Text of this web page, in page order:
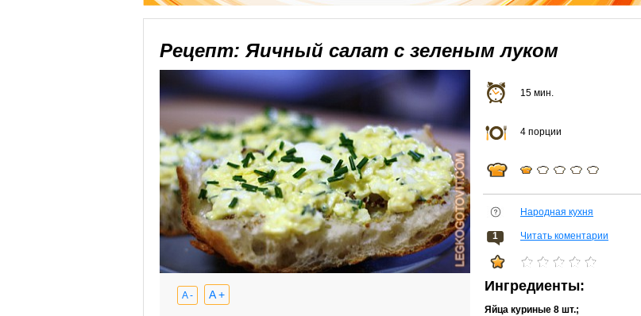
Рецепт: Яичный салат с зеленым луком
A - A +
15 мин.
4 порции
Народная кухня
1 Читать коментарии
Ингредиенты:
Яйца куриные 8 шт.;